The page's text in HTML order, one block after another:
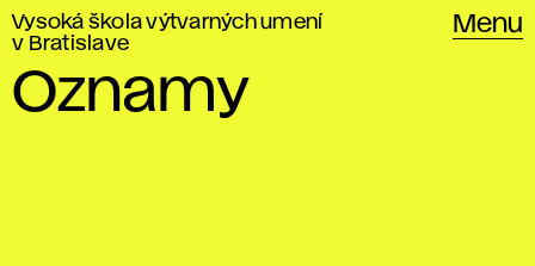
Vysoká škola výtvarných umení
v Bratislave
Menu
Oznamy